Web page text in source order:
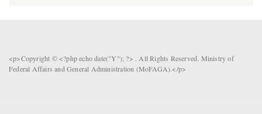
<p>Copyright © <?php echo date("Y"); ?> . All Rights Reserved. Ministry of
Federal Affairs and General Administration (MoFAGA).</p>